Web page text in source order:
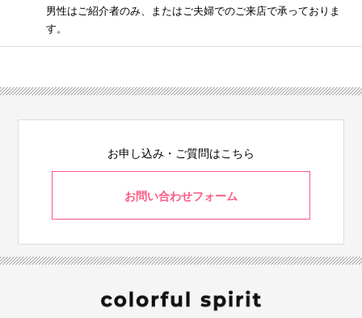
男性はご紹介者のみ、またはご夫婦でのご来店で承っておりま
す。
お申し込み・ご質問はこちら
お問い合わせフォーム